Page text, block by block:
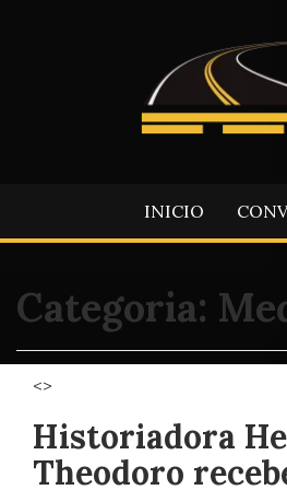
INICIO
Categoria:
<>
Historiadora
Theodoro